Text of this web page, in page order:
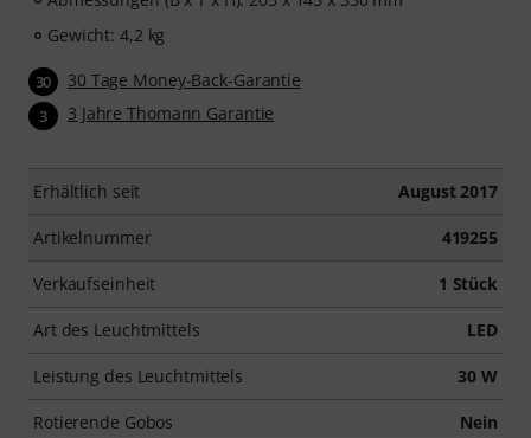
Gewicht: 4,2 kg
30 30 Tage Money-Back-Garantie
3 3 Jahre Thomann Garantie
Erhältlich seit August 2017
Artikelnummer 419255
Verkaufseinheit 1 Stück
Art des Leuchtmittels LED
Leistung des Leuchtmittels 30 W
Rotierende Gobos Nein